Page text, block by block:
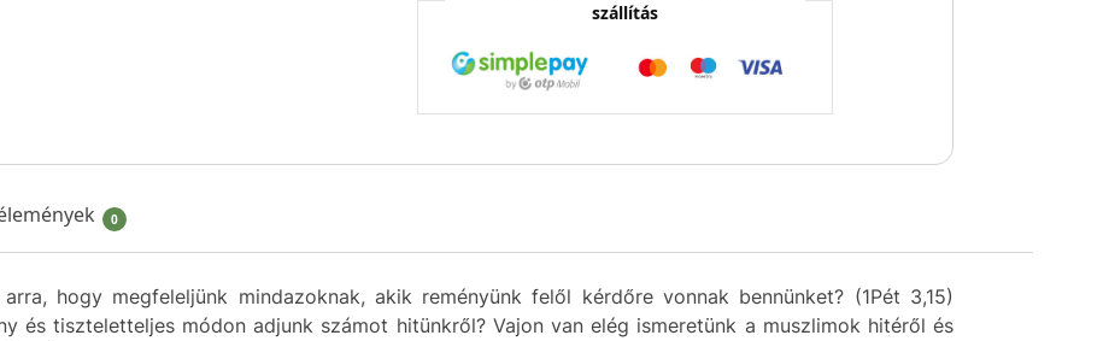
szállítás
0
hogy megfeleljünk mindazoknak, akik reményünk felől kérdőre vonnak bennünket? (1Pét 3,15)
és tiszteletteljes módon adjunk számot hitünkről? Vajon van elég ismeretünk a muszlimok hitéről és